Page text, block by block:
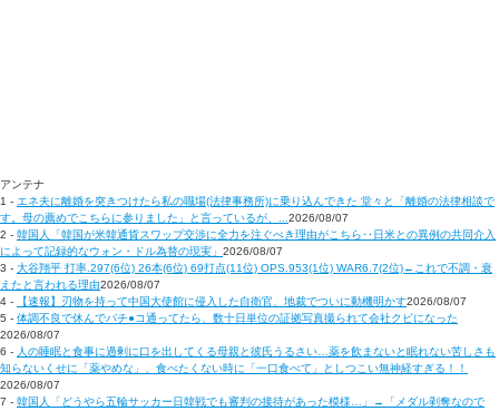
アンテナ
1 - エネ夫に離婚を突きつけたら私の職場(法律事務所)に乗り込んできた 堂々と「離婚の法律相談で
す。母の薦めでこちらに参りました」と言っているが、...2026/08/07
2 - 韓国人「韓国が米韓通貨スワップ交渉に全力を注ぐべき理由がこちら‥日米との異例の共同介入
によって記録的なウォン・ドル為替の現実」 2026/08/07
3 - 大谷翔平 打率.297(6位) 26本(6位) 69打点(11位) OPS.953(1位) WAR6.7(2位)←これで不調・衰
えたと言われる理由2026/08/07
4 -
【速報】刃物を持って中国大使館に侵入した自衛官、地裁でついに動機明かす2026/08/07
5 - 体調不良で休んでパチ●コ通ってたら、数十日単位の証拠写真撮られて会社クビになった
2026/08/07
6 - 人の睡眠と食事に過剰に口を出してくる母親と彼氏うるさい…薬を飲まないと眠れない苦しさも
知らないくせに「薬やめな」、食べたくない時に「一口食べて」としつこい無神経すぎる！！
2026/08/07
7 - 韓国人「どうやら五輪サッカー日韓戦でも審判の接待があった模様…」→「メダル剥奪なので